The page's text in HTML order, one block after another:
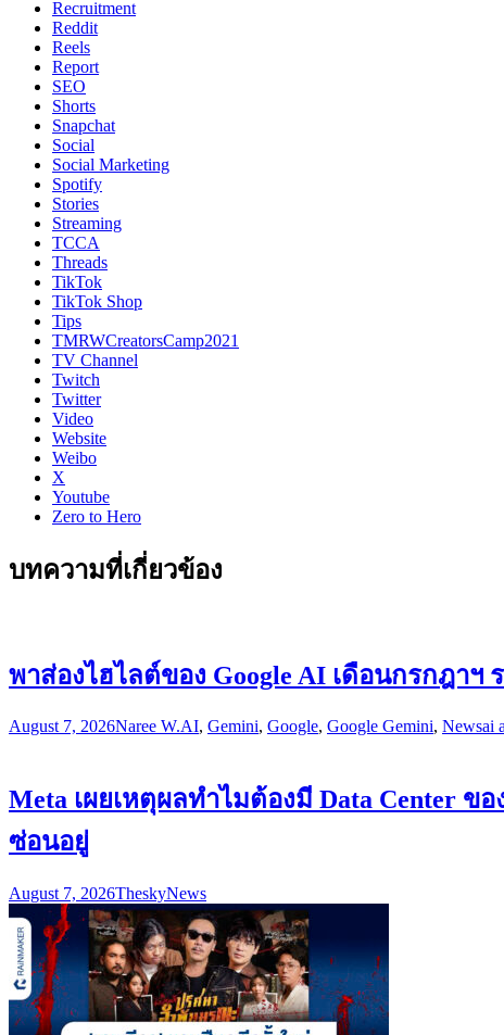
Recruitment
Reddit
Reels
Report
SEO
Shorts
Snapchat
Social
Social Marketing
Spotify
Stories
Streaming
TCCA
Threads
TikTok
TikTok Shop
Tips
TMRWCreatorsCamp2021
TV Channel
Twitch
Twitter
Video
Website
Weibo
X
Youtube
Zero to Hero
บทความที่เกี่ยวข้อง
พาส่องไฮไลต์ของ Google AI เดือนกรกฎา
August 7, 2026Naree W.AI, Gemini, Google, Google Gemini, Newsai
Meta เผยเหตุผลทำไมต้องมี Data Center
ซ่อนอยู่
August 7, 2026TheskyNews